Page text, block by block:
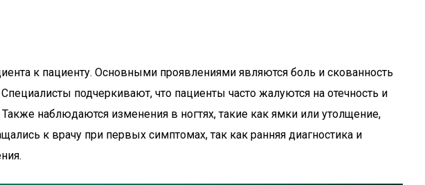
к пациенту. Основными проявлениями являются боль и скованность
подчеркивают, что пациенты часто жалуются на отечность и
наблюдаются изменения в ногтях, такие как ямки или утолщение,
к врачу при первых симптомах, так как ранняя диагностика и